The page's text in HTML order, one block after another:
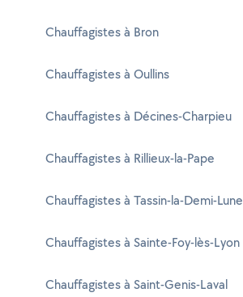
Chauffagistes à Bron
Chauffagistes à Oullins
Chauffagistes à Décines-Charpieu
Chauffagistes à Rillieux-la-Pape
Chauffagistes à Tassin-la-Demi-Lune
Chauffagistes à Sainte-Foy-lès-Lyon
Chauffagistes à Saint-Genis-Laval